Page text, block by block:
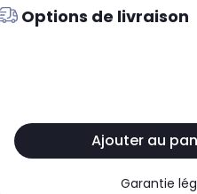
Options de livraison
Ajouter au
Garantie